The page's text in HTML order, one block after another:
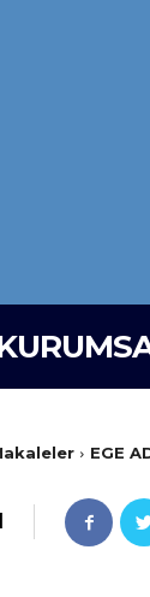
EGE